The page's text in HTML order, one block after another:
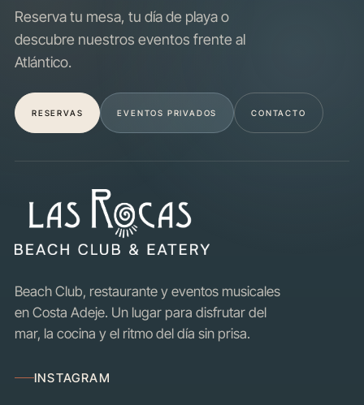
Reserva tu mesa, tu día de playa o
descubre nuestros eventos frente al
Atlántico.
RESERVAS EVENTOS PRIVADOS CONTACTO
Beach Club, restaurante y eventos musicales
en Costa Adeje. Un lugar para disfrutar del
mar, la cocina y el ritmo del día sin prisa.
INSTAGRAM